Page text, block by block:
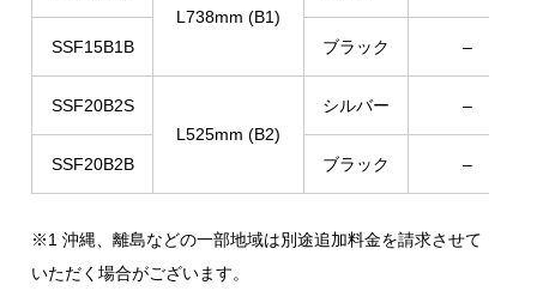
L738mm (B1)
SSF15B1B ブラック –
SSF20B2S
L525mm (B2)
シルバー –
SSF20B2B ブラック –
※1 沖縄、離島などの一部地域は別途追加料金を請求させて
いただく場合がございます。